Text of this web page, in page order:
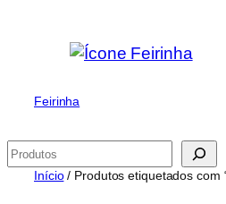
Feirinha
Pesquisar
Início/ Produtos etiquetados com